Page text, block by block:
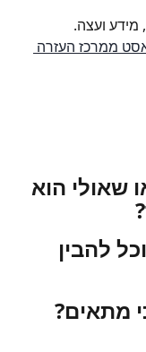
ועצה.
ממרכז העזרה
שאולי הוא
להבין
מתאים?